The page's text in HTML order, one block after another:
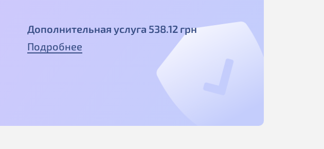
Дополнительная услуга 538.12 грн
Подробнее